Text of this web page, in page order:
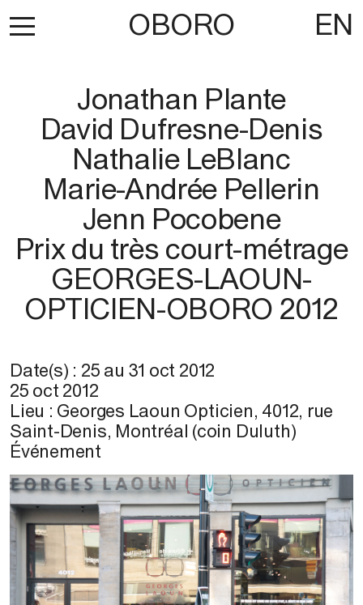
OBORO EN
Jonathan Plante
David Dufresne-Denis
Nathalie LeBlanc
Marie-Andrée Pellerin
Jenn Pocobene
Prix du très court-métrage
GEORGES-LAOUN-
OPTICIEN-OBORO 2012
Date(s) : 25 au 31 oct 2012
25 oct 2012
Lieu : Georges Laoun Opticien, 4012, rue
Saint-Denis, Montréal (coin Duluth)
Événement